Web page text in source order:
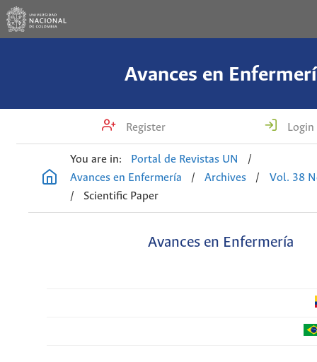
Avances en
Register Login
You are in: Portal de Revistas UN
/
Avances en Enfermería
/ Archives /
Vol. 38
/
Scientific Paper
Avances en Enfermería